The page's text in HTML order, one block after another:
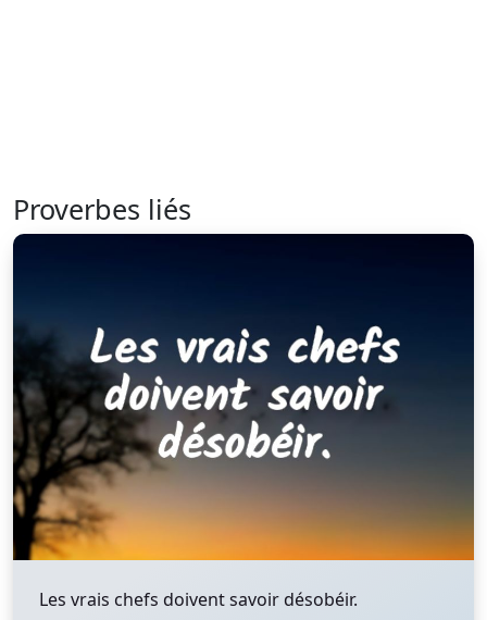
Proverbes liés
Les vrais chefs doivent savoir désobéir.